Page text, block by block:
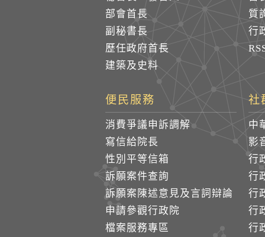
部會首長
副秘書長
歷任政府首長
建築及史料
質
行
便民服務
消費爭議申訴調解
寫信給院長
性別平等信箱
訴願案件查詢
訴願案陳述意見及言詞辯論
申請參觀行政院
檔案服務專區
社
中
影
行
行
行
行
行